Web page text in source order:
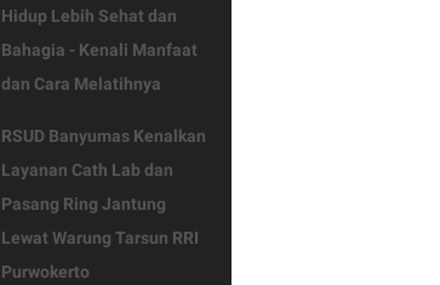
Hidup Lebih Sehat dan
Bahagia - Kenali Manfaat
dan Cara Melatihnya
RSUD Banyumas Kenalkan
Layanan Cath Lab dan
Pasang Ring Jantung
Lewat Warung Tarsun RRI
Purwokerto